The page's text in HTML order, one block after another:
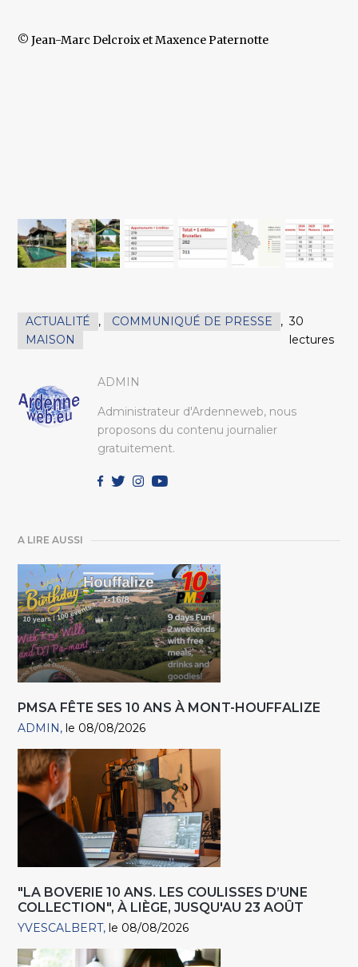
© Jean-Marc Delcroix et Maxence Paternotte
ACTUALITÉ , COMMUNIQUÉ DE PRESSE
,
MAISON
30
lectures
ADMIN
Administrateur d'Ardenneweb, nous
proposons du contenu journalier
gratuitement.
A LIRE AUSSI
PMSA FÊTE SES 10 ANS À MONT-HOUFFALIZE
ADMIN le 08/08/2026
"LA BOVERIE 10 ANS. LES COULISSES D’UNE
COLLECTION", À LIÈGE, JUSQU'AU 23 AOÛT
YVESCALBERT le 08/08/2026